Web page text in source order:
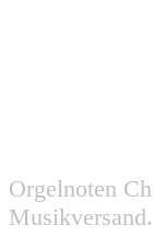
Orgelnoten